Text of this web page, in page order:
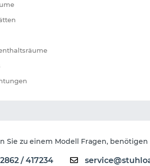
Sie zu einem Modell Fragen,
/ 417234